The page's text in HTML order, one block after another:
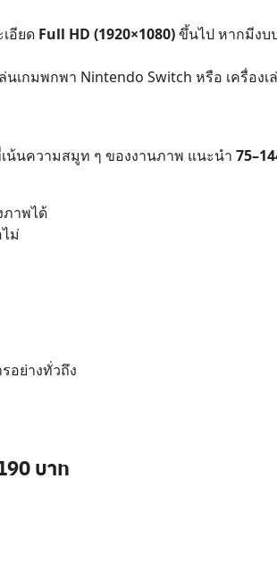
อียด Full HD (1920×1080)ขึ้นไป หากมีงบ
นเกมพกพา Nintendo Switch หรือ เครื่อง
น้นความสมูท ๆ ของงานภาพ แนะนำ
ภาพได้
ม่
อย่างทั่วถึง
บาท